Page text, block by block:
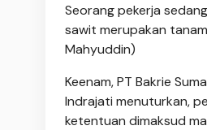
Seorang pekerja
sawit merupakan
Mahyuddin)
Keenam, PT Bakrie
Indrajati menuturkan,
ketentuan dimaksud